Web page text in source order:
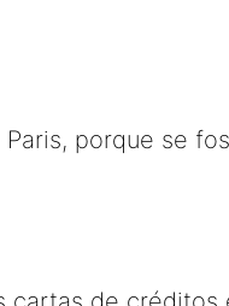
Paris, porque se